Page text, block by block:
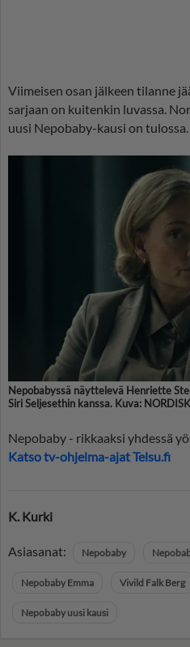
Viimeisen osan jälkeen tilanne
sarjaan on kuitenkin luvassa.
uusi Nepobaby-kausi on
Nepobabyssä näyttelevä Henriette
Siri Seljesethin kanssa. Kuva:
Nepobaby - rikkaaksi yhdessä
Katso tv-ohjelma-ajat Telsu.fi
K. Kurki
Asiasanat: Nepobaby
Nepobaby Emma Vivild Falk Berg
Nepobaby uusi kausi